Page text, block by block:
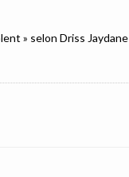
» selon Driss Jaydane